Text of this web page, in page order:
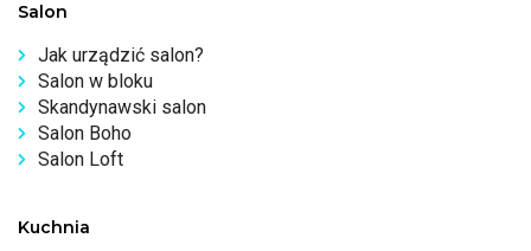
Salon
Jak urządzić salon?
Salon w bloku
Skandynawski salon
Salon Boho
Salon Loft
Kuchnia